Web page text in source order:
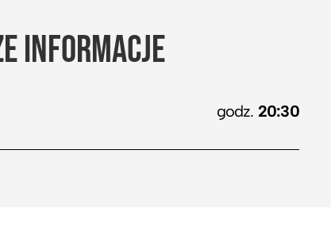
INFORMACJE
godz. 20:30